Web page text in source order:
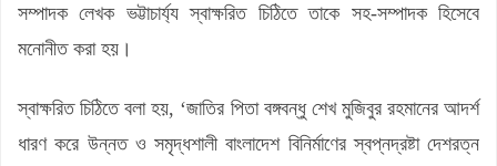
সম্পাদক লেখক ভট্টাচার্য্য স্বাক্ষরিত চিঠিতে তাকে সহ-সম্পাদক হিসেবে
মনোনীত করা হয়।
স্বাক্ষরিত চিঠিতে বলা হয়, ‘জাতির পিতা বঙ্গবন্ধু শেখ মুজিবুর রহমানের আদর্শ
ধারণ করে উন্নত ও সমৃদ্ধশালী বাংলাদেশ বিনির্মাণের স্বপ্নদ্রষ্টা দেশরত্ন